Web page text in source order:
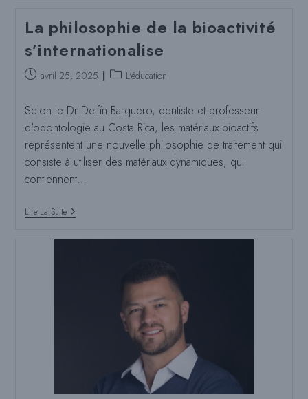
Son
Expérience
La philosophie de la bioactivité
s’internationalise
Posteavril 25, 2025
Catégorie
poste
L'éducation
Selon le Dr Delfín Barquero, dentiste et professeur
d'odontologie au Costa Rica, les matériaux bioactifs
représentent une nouvelle philosophie de traitement qui
consiste à utiliser des matériaux dynamiques, qui
contiennent…
Lire La SuiteLa
Philosophie